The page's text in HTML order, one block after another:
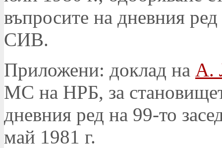
въпросите на дневния
СИВ.
Приложени: доклад на А.
МС на НРБ, за
дневния ред на 99-то
май 1981 г.